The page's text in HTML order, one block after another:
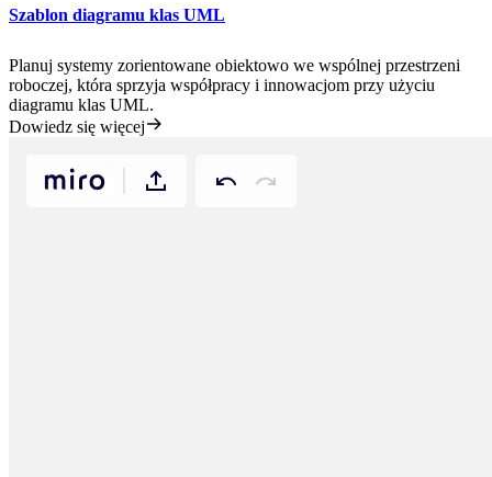
Szablon diagramu klas UML
Planuj systemy zorientowane obiektowo we wspólnej przestrzeni
roboczej, która sprzyja współpracy i innowacjom przy użyciu
diagramu klas UML.
Dowiedz się więcej